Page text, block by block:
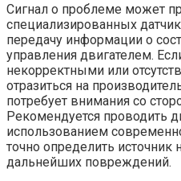
Сигнал о проблеме может
специализированных
передачу информации о
управления двигателем.
некорректными или
отразиться на
потребует внимания со
Рекомендуется проводить
использованием
точно определить источник
дальнейших повреждений.